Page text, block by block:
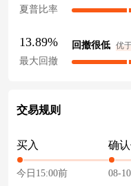
夏普比率
13.89%
最大回撤
回撤很低 优
交易规则
买入
今日15:00前
确
08-